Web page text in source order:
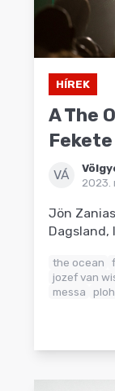
HÍREK
A The
VÁ
2023.
Jön
Dagsland,
the ocean
jozef van
messa